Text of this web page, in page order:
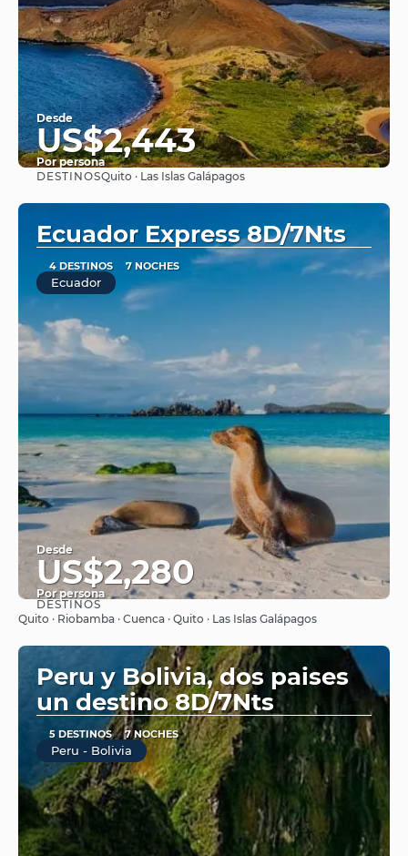
Desde
US$2,443
Por persona
Ver
DESTINOSQuito · Las Islas Galápagos
Ecuador Express 8D/7Nts
4 DESTINOS 7 NOCHES
Ecuador
Desde
US$2,280
Por persona
Ver
DESTINOS
Quito · Riobamba · Cuenca · Quito · Las Islas Galápagos
Peru y Bolivia, dos paises
un destino 8D/7Nts
5 DESTINOS 7 NOCHES
Peru - Bolivia